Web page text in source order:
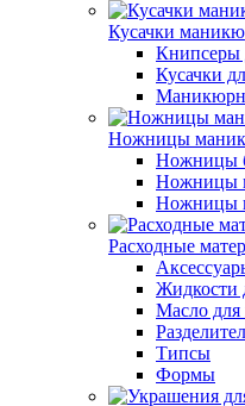
Кусачки
Книпсеры
Кусачки
Ножницы
Ножницы
Ножницы
Ножницы
Расходные
Жидкости
Масло для
Типсы
Формы